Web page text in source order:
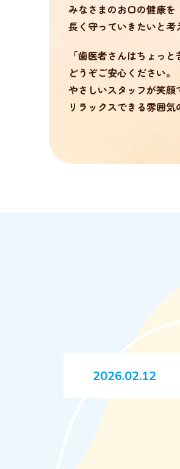
みなさまのお口の健康を
長く守っていきたいと考
「歯医者さんはちょっ
どうぞご安心ください。
やさしいスタッフが笑顔
リラックスできる雰囲気
2026.02.12